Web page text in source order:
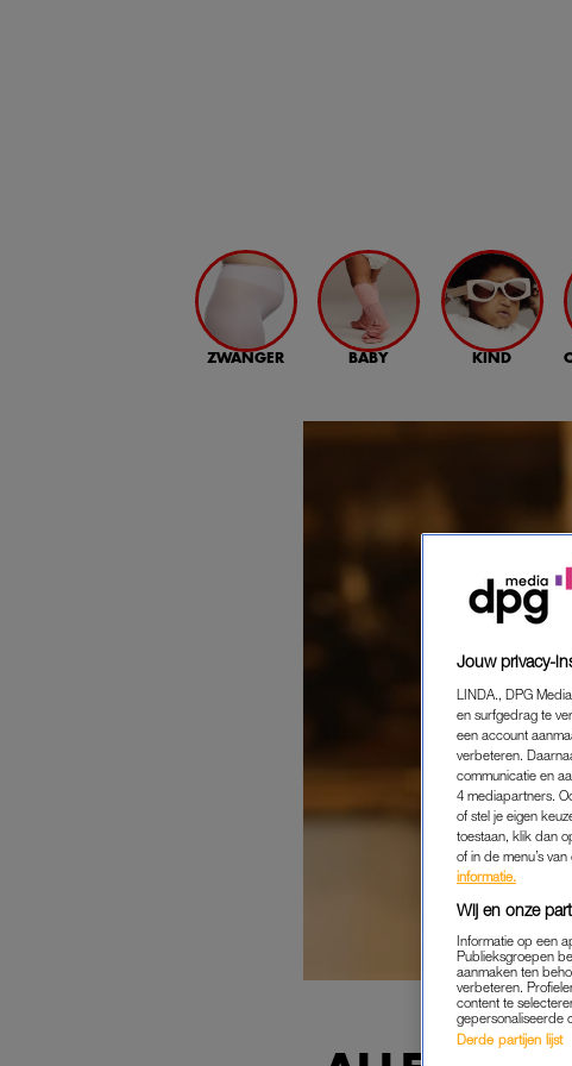
ZWANGER BABY KIND
Jouw privacy-
LINDA., DPG
en surfgedrag te
een account
verbeteren.
communicatie en
4 mediapartners.
of stel je eigen
toestaan, klik dan
of in de menu’s
informatie.
Wij en onze
Informatie op een
Publieksgroepen
aanmaken ten
verbeteren.
content te
gepersonaliseerde
Derde partijen lijst